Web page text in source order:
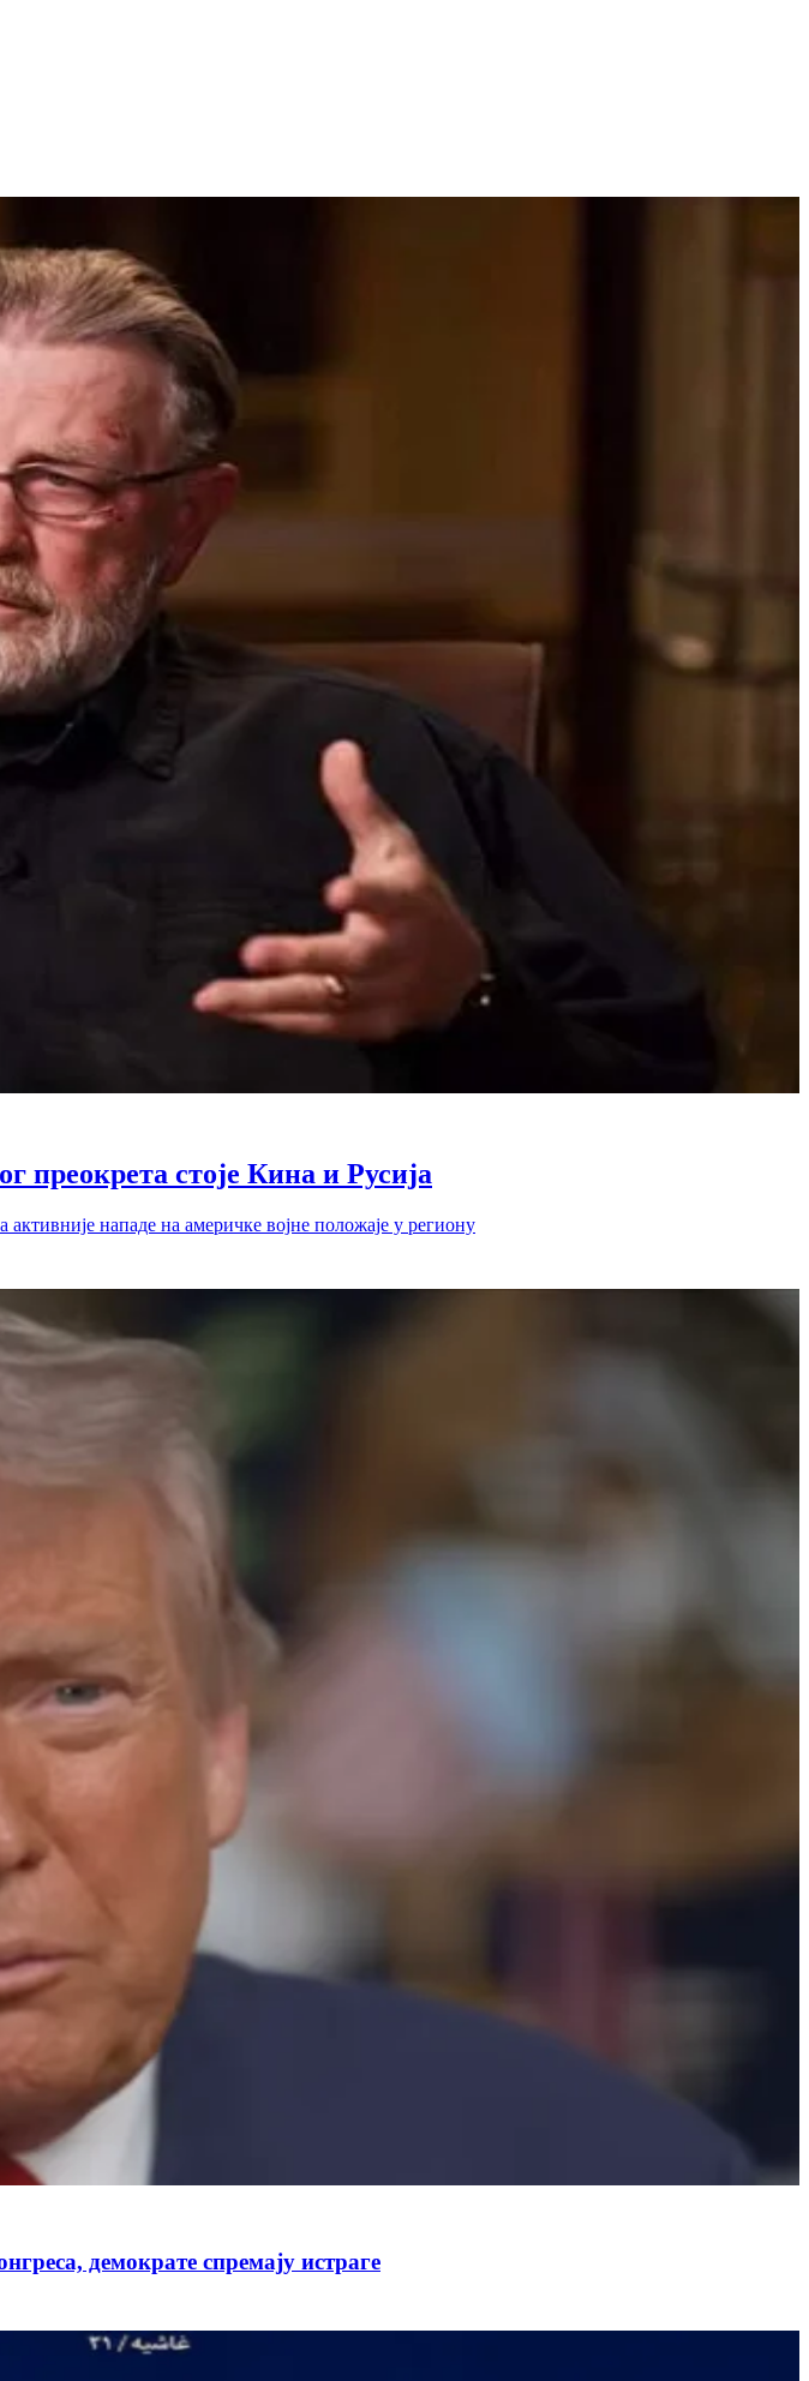
преокрета стоје Кина и Русија
нападе на америчке војне положаје у региону
демократе спремају истраге